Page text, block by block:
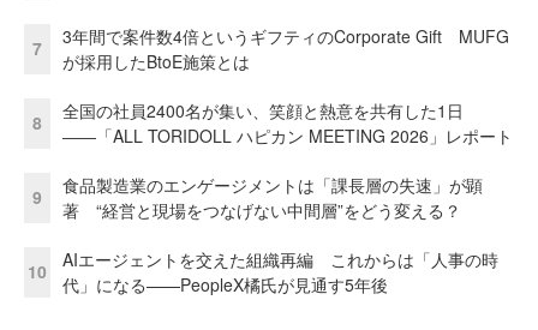
7
3年間で案件数4倍というギフティのCorporate Gift MUFG
が採用したBtoE施策とは
8
全国の社員2400名が集い、笑顔と熱意を共有した1日
――「ALL TORIDOLL ハピカン MEETING 2026」レポート
9
食品製造業のエンゲージメントは「課長層の失速」が顕
著 “経営と現場をつなげない中間層”をどう変える？
10
AIエージェントを交えた組織再編 これからは「人事の時
代」になる——PeopleX橘氏が見通す5年後